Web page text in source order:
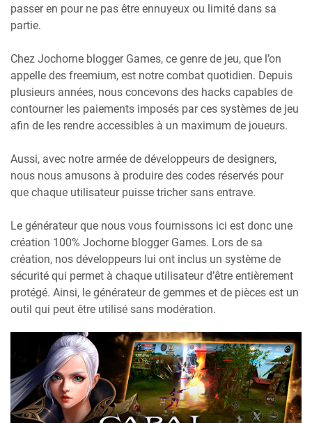
passer en pour ne pas être ennuyeux ou limité dans sa
partie.
Chez Jochorne blogger Games, ce genre de jeu, que l’on
appelle des freemium, est notre combat quotidien. Depuis
plusieurs années, nous concevons des hacks capables de
contourner les paiements imposés par ces systèmes de jeu
afin de les rendre accessibles à un maximum de joueurs.
Aussi, avec notre armée de développeurs de designers,
nous nous amusons à produire des codes réservés pour
que chaque utilisateur puisse tricher sans entrave.
Le générateur que nous vous fournissons ici est donc une
création 100% Jochorne blogger Games. Lors de sa
création, nos développeurs lui ont inclus un système de
sécurité qui permet à chaque utilisateur d’être entièrement
protégé. Ainsi, le générateur de gemmes et de pièces est un
outil qui peut être utilisé sans modération.